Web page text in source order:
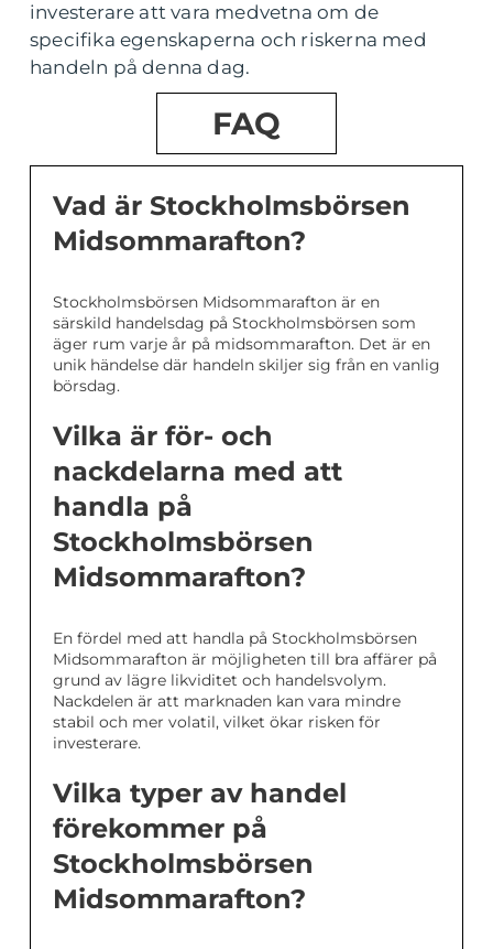
investerare att vara medvetna om de
specifika egenskaperna och riskerna med
handeln på denna dag.
FAQ
Vad är Stockholmsbörsen
Midsommarafton?
Stockholmsbörsen Midsommarafton är en
särskild handelsdag på Stockholmsbörsen som
äger rum varje år på midsommarafton. Det är en
unik händelse där handeln skiljer sig från en vanlig
börsdag.
Vilka är för- och
nackdelarna med att
handla på
Stockholmsbörsen
Midsommarafton?
En fördel med att handla på Stockholmsbörsen
Midsommarafton är möjligheten till bra affärer på
grund av lägre likviditet och handelsvolym.
Nackdelen är att marknaden kan vara mindre
stabil och mer volatil, vilket ökar risken för
investerare.
Vilka typer av handel
förekommer på
Stockholmsbörsen
Midsommarafton?